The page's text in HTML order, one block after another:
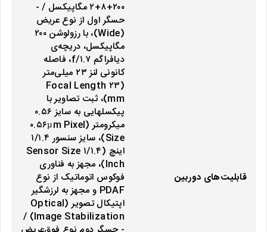
قابلیت‌های دوربین
۲۰۰+۸+۲ مگاپیکسل / -
حسگر اول از نوع عریض
(Wide)، با رزولوشن ۲۰۰
مگاپیکسل، دریچه‌ی
دیافراگم f/۱.۷، فاصله
کانونی لنز ۲۳ میلی‌متر
(Focal Length ۲۳
mm)، ثبت تصاویر با
پیکسل‎هایی به سایز ۰.۵۶
میکرومتر (۰.۵۶µm Pixel
Size)، سایز سنسور ۱/۱.۴
اینچ (Sensor Size ۱/۱.۴
Inch)، مجهز به فناوری
فوکوس اتوماتیک از نوع
PDAF و مجهز به لرزشگیر
اپتیکال تصویر (Optical
Image Stabilization) /